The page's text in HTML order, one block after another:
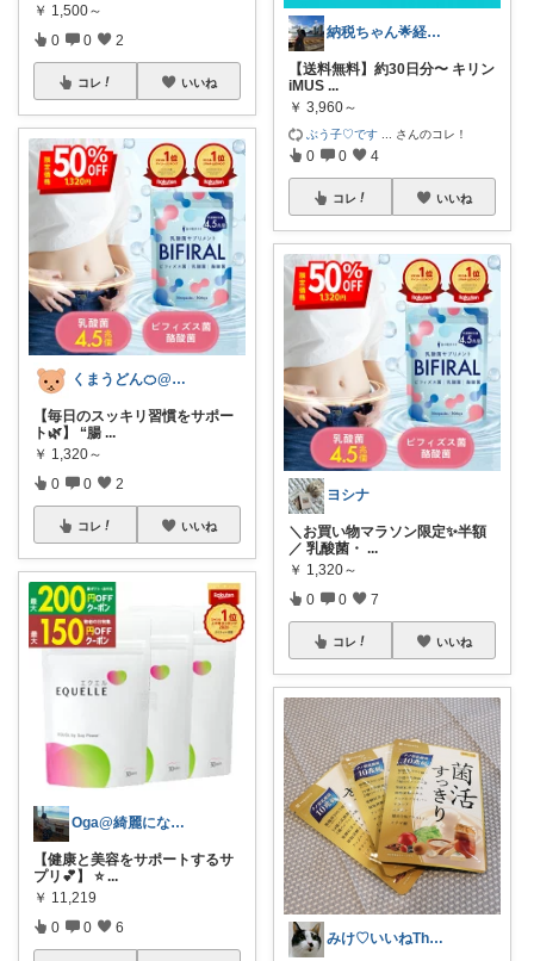
￥ 1,500～
0 0 2
コレ いいね
くまうどん🍊@愛媛で楽しい生活
【毎日のスッキリ習慣をサポー
ト🌿】 “腸 ...
￥ 1,320～
0 0 2
コレ いいね
Oga@綺麗になりたいアラサー美容オタク
【健康と美容をサポートするサ
プリ💕】 ⭐️ ...
￥ 11,219
0 0 6
納税ちゃん🌟経由購入★
【送料無料】約30日分〜 キリン
iMUS ...
￥ 3,960～
ぶう子♡です さんのコレ！
0 0 4
コレ いいね
ヨシナ
＼お買い物マラソン限定✨半額
／ 乳酸菌・ ...
￥ 1,320～
0 0 7
コレ いいね
みけ♡いいねThanks☆